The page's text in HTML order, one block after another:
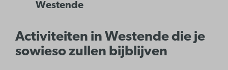
Westende
Activiteiten in Westende die je
sowieso zullen bijblijven